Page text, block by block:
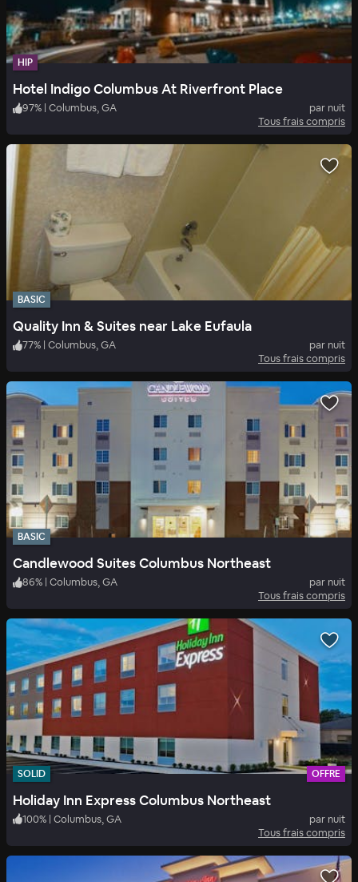
HIP
Hotel Indigo Columbus At Riverfront Place
97% | Columbus, GA
par nuit
Tous frais compris
BASIC
Quality Inn & Suites near Lake Eufaula
77% | Columbus, GA
par nuit
Tous frais compris
BASIC
Candlewood Suites Columbus Northeast
86% | Columbus, GA
par nuit
Tous frais compris
SOLID OFFRE
Holiday Inn Express Columbus Northeast
100% | Columbus, GA
par nuit
Tous frais compris